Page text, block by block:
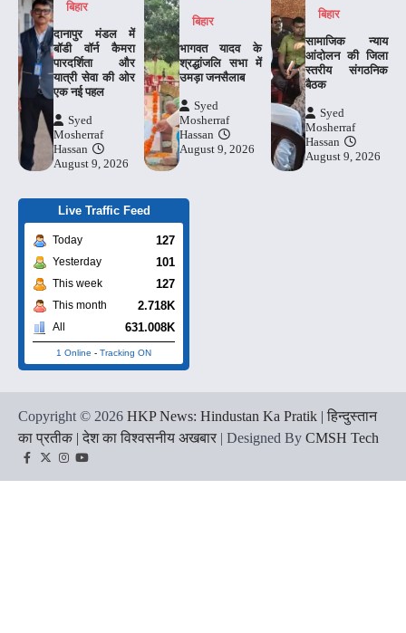
बिहार
दानापुर मंडल में
बॉडी वॉर्न कैमरा
पारदर्शिता और
यात्री सेवा की ओर
एक नई पहल
Syed
Mosherraf
Hassan
August 9, 2026
बिहार
भागवत यादव के
श्रद्धांजलि सभा में
उमड़ा जनसैलाब
Syed
Mosherraf
Hassan
August 9, 2026
बिहार
​सामाजिक न्याय
आंदोलन की जिला
स्तरीय संगठनिक
बैठक
Syed
Mosherraf
Hassan
August 9, 2026
Live Traffic Feed
Today 127
Yesterday 101
This week 127
This month 2.718K
All 631.008K
1 Online - Tracking ON
Copyright © 2026 HKP News: Hindustan Ka Pratik | हिन्दुस्तान
का प्रतीक | देश का विश्वसनीय अखबार | Designed By CMSH Tech
Facebook
TwitterInstagram
YouTube